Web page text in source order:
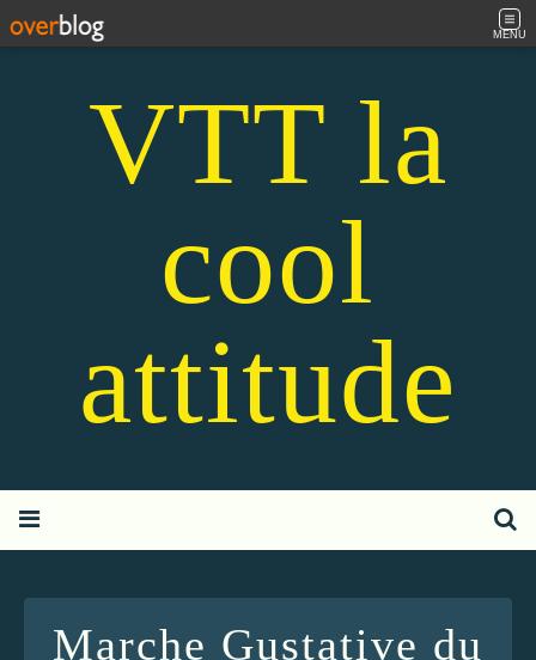
MENU
VTT la
cool
attitude
Marche Gustative du